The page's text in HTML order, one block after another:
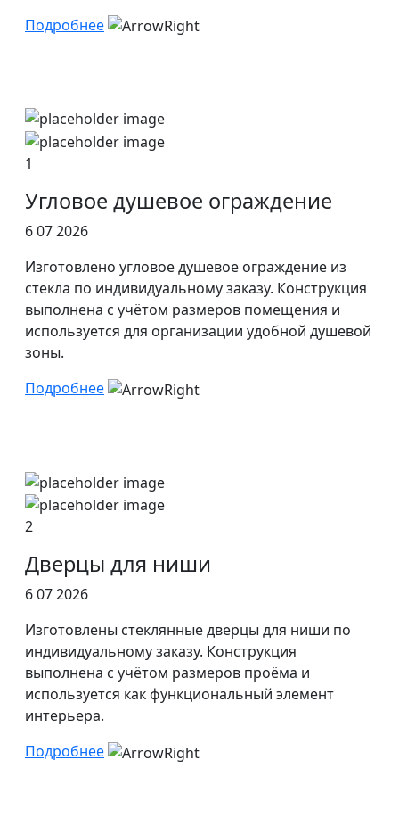
Подробнее
1
Угловое душевое ограждение
6 07 2026
Изготовлено угловое душевое ограждение из
стекла по индивидуальному заказу. Конструкция
выполнена с учётом размеров помещения и
используется для организации удобной душевой
зоны.
Подробнее
2
Дверцы для ниши
6 07 2026
Изготовлены стеклянные дверцы для ниши по
индивидуальному заказу. Конструкция
выполнена с учётом размеров проёма и
используется как функциональный элемент
интерьера.
Подробнее